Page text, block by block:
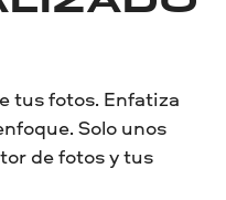
tus fotos. Enfatiza
Solo unos
de fotos y tus